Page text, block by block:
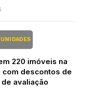
220 imóveis na
descontos de
avaliação